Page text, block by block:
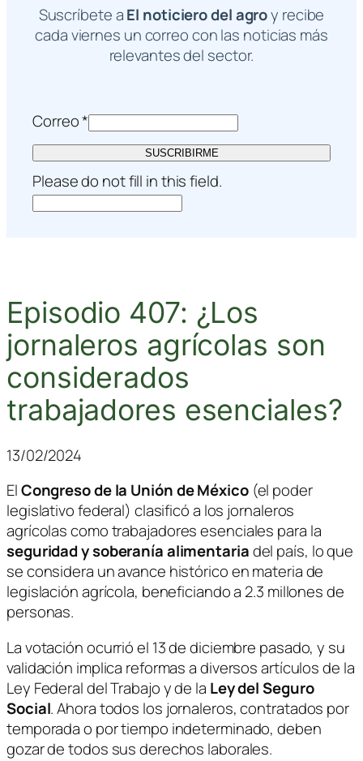
Suscríbete aEl noticiero del agroy recibe
cada viernes un correo con las noticias más
relevantes del sector.
Correo*
SUSCRIBIRME
Please do not fill in this field.
Episodio 407: ¿Los
jornaleros agrícolas son
considerados
trabajadores esenciales?
13/02/2024
ElCongreso de la Unión de México(el poder
legislativo federal) clasificó a los jornaleros
agrícolascomo trabajadores esenciales para la
seguridad y soberanía alimentariadel país, lo que
se considera un avance histórico en materia de
legislación agrícola, beneficiando a 2.3 millones de
personas.
La votación ocurrió el 13 de diciembre pasado, y su
validación implica reformas a diversos artículos de la
Ley Federal del Trabajoy de la Ley del Seguro
Social. Ahora todos los jornaleros, contratados por
temporada o por tiempo indeterminado, deben
gozar de todos sus derechos laborales.